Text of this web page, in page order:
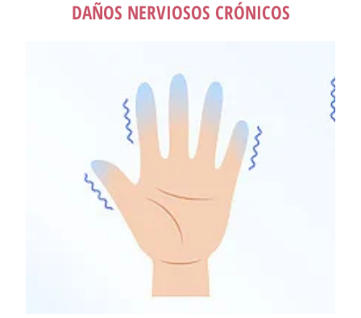
DAÑOS NERVIOSOS CRÓNICOS